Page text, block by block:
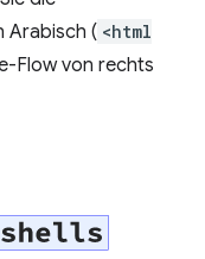
Arabisch ( <html
Flow von rechts